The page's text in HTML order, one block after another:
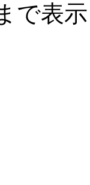
で表示